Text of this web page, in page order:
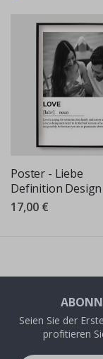
Poster - Liebe
Definition Design
17,00 €
Seien Sie der
profitieren